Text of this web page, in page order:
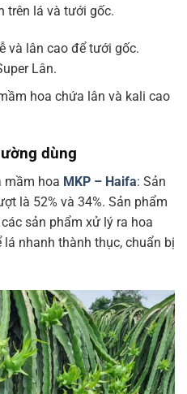
trên lá và tưới gốc.
và lân cao để tưới gốc.
Lân.
hoa chứa lân và kali cao
dùng
mầm hoa MKP – Haifa: Sản
là 52% và 34%. Sản phẩm
sản phẩm xử lý ra hoa
nhanh thành thục, chuẩn bị